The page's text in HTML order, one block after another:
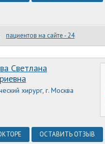
пациентов на сайте - 24
Светлана
хирург, г. Москва
ОСТАВИТЬ ОТЗЫВ